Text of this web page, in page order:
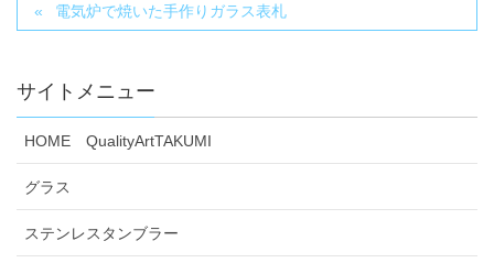
電気炉で焼いた手作りガラス表札
サイトメニュー
HOME QualityArtTAKUMI
グラス
ステンレスタンブラー